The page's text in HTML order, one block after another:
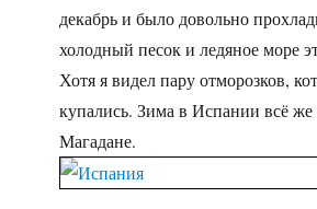
декабрь и было довольно
холодный песок и ледяное море
Хотя я видел пару отморозков,
купались. Зима в Испании всё
Магадане.